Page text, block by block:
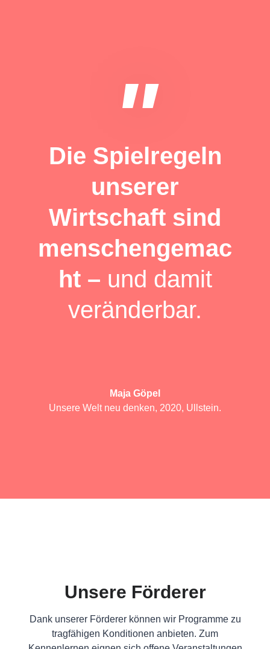
"
Die Spielregeln
unserer
Wirtschaft sind
menschengemac
ht – und damit
veränderbar.
Maja Göpel
Unsere Welt neu denken, 2020, Ullstein.
Unsere Förderer
Dank unserer Förderer können wir Programme zu
tragfähigen Konditionen anbieten. Zum